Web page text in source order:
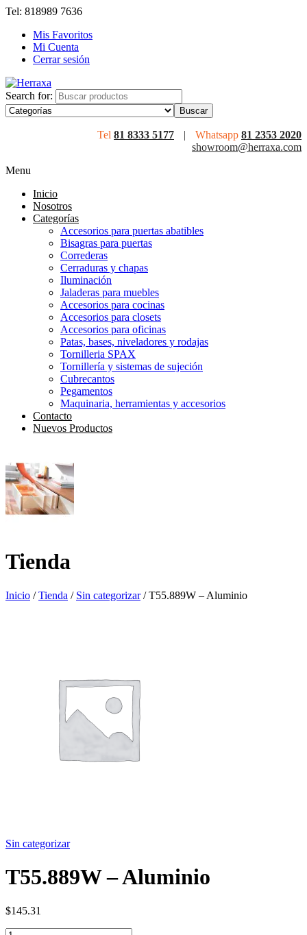
Tel: 818989 7636
Mis Favoritos
Mi Cuenta
Cerrar sesión
Search for:
Tel 81 8333 5177 | Whatsapp 81 2353 2020
showroom@herraxa.com
Menu
Inicio
Nosotros
Categorías
Accesorios para puertas abatibles
Bisagras para puertas
Correderas
Cerraduras y chapas
Iluminación
Jaladeras para muebles
Accesorios para cocinas
Accesorios para closets
Accesorios para oficinas
Patas, bases, niveladores y rodajas
Tornilleria SPAX
Tornillería y sistemas de sujeción
Cubrecantos
Pegamentos
Maquinaria, herramientas y accesorios
Contacto
Nuevos Productos
Tienda
Inicio /Tienda / Sin categorizar/ T55.889W – Aluminio
Sin categorizar
T55.889W – Aluminio
$145.31